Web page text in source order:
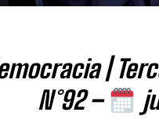
|
N°92 –